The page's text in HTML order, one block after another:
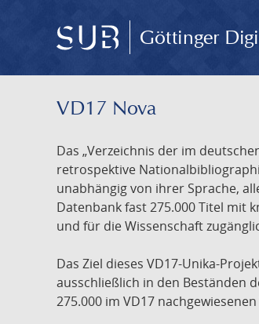
Göttinger
VD17 Nova
Das „Verzeichnis der im
retrospektive
unabhängig von ihrer Sprache,
Datenbank fast 275.000 Titel mit
und für die Wissenschaft
Das Ziel dieses VD17-Unika-
ausschließlich in den Beständen
275.000 im VD17